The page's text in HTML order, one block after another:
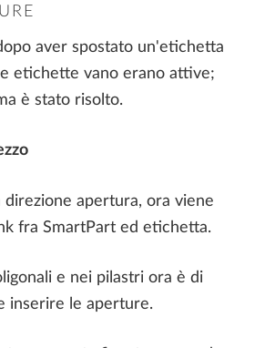
aver spostato un'etichetta
etichette vano erano attive;
è stato risolto.
direzione apertura, ora viene
fra SmartPart ed etichetta.
e nei pilastri ora è di
inserire le aperture.